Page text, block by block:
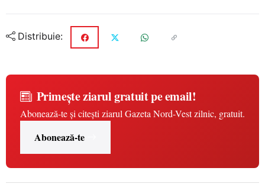
Distribuie:
Primește ziarul gratuit pe email!
Abonează-te și citești ziarul Gazeta Nord-Vest zilnic, gratuit.
Abonează-te